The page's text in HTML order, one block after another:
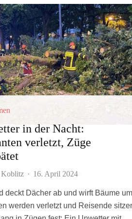
in der Nacht:
verletzt, Züge
Koblitz · 16. April 2024
deckt Dächer ab und wirft Bäume
werden verletzt und Reisende